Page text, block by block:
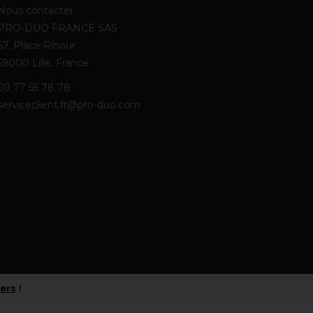
contacter
DUO FRANCE SAS
Place Rihour
Lille, France
77 55 78 78
duo.com
!